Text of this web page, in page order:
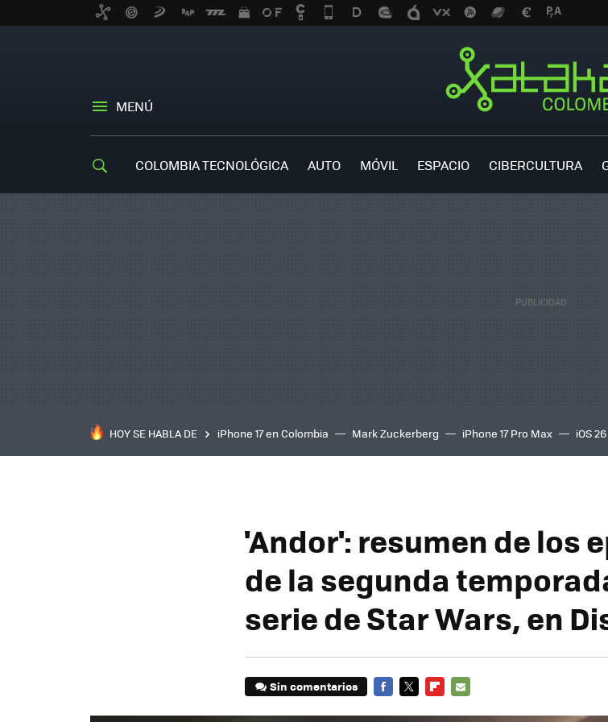
MENÚ
COLOMBIA TECNOLÓGICA AUTO MÓVIL ESPACIO CIBERCULTURA
HOY SE HABLA DE iPhone 17 en Colombia Mark Zuckerberg iPhone 17 Pro Max iOS 26
inteligente
IA TCL C8K
'Andor': resumen de los
de la segunda
serie de Star Wars, en
Sin comentarios